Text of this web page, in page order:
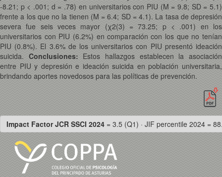
-8.21; p < .001; d = .78) en universitarios con PIU (M = 9.8; SD = 5.1)
frente a los que no la tienen (M = 6.4; SD = 4.1). La tasa de depresión
severa fue seis veces mayor (χ2(3) = 73.25; p < .001) en los
universitarios con PIU (6.2%) en comparación con los que no tenían
PIU (0.8%). El 3.6% de los universitarios con PIU presentó ideación
suicida. Conclusiones: Estos hallazgos establecen la asociación
entre PIU y depresión e ideación suicida en población universitaria,
brindando aportes novedosos para las políticas de prevención.
Impact Factor JCR SSCI 2024 = 3.5 (Q1) · JIF percentile 2024 =